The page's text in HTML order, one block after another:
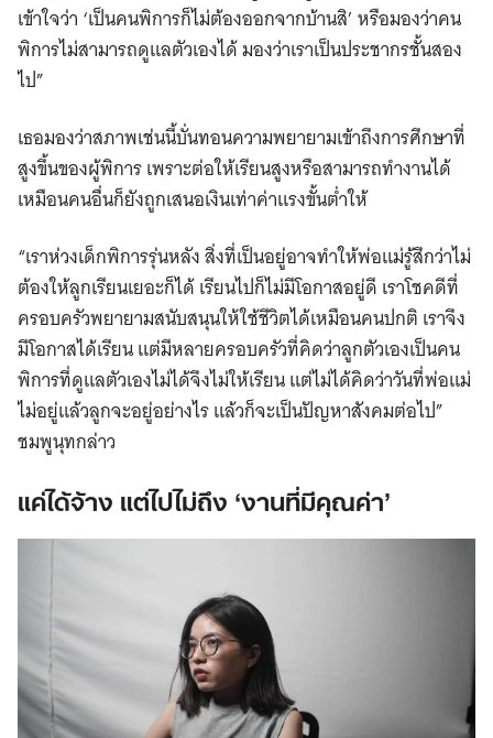
เข้าใจว่า ‘เป็นคนพิการก็ไม่ต้องออกจากบ้านสิ’ หรือมองว่าคน
พิการไม่สามารถดูแลตัวเองได้ มองว่าเราเป็นประชากรชั้นสอง
ไป”
เธอมองว่าสภาพเช่นนี้บั่นทอนความพยายามเข้าถึงการศึกษาที่
สูงขึ้นของผู้พิการ เพราะต่อให้เรียนสูงหรือสามารถทำงานได้
เหมือนคนอื่นก็ยังถูกเสนอเงินเท่าค่าแรงขั้นต่ำให้
“เราห่วงเด็กพิการรุ่นหลัง สิ่งที่เป็นอยู่อาจทำให้พ่อแม่รู้สึกว่าไม่
ต้องให้ลูกเรียนเยอะก็ได้ เรียนไปก็ไม่มีโอกาสอยู่ดี เราโชคดีที่
ครอบครัวพยายามสนับสนุนให้ใช้ชีวิตได้เหมือนคนปกติ เราจึง
มีโอกาสได้เรียน แต่มีหลายครอบครัวที่คิดว่าลูกตัวเองเป็นคน
พิการที่ดูแลตัวเองไม่ได้จึงไม่ให้เรียน แต่ไม่ได้คิดว่าวันที่พ่อแม่
ไม่อยู่แล้วลูกจะอยู่อย่างไร แล้วก็จะเป็นปัญหาสังคมต่อไป”
ชมพูนุทกล่าว
แค่ได้จ้าง แต่ไปไม่ถึง ‘งานที่มีคุณค่า’